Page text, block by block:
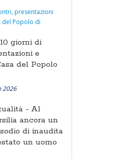
10 giorni di
e
del Popolo
2026
- Al
ancora un
di inaudita
un uomo